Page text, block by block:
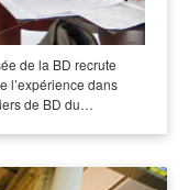
de la BD recrute
l’expérience dans
de BD du…